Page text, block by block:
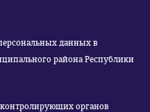
данных в
района Республики
органов